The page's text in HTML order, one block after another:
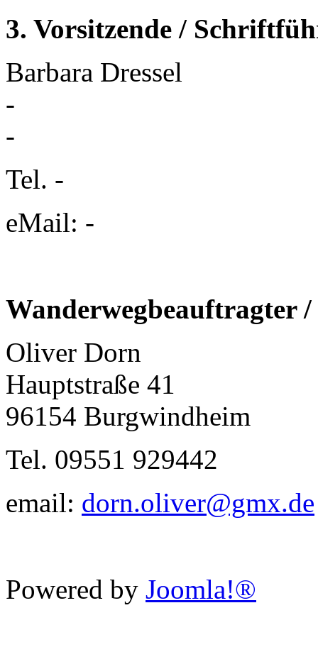
3. Vorsitzende /
Barbara Dressel
-
-
Tel. -
eMail: -
Wanderwegbeauftragter /
Oliver Dorn
Hauptstraße 41
96154 Burgwindheim
Tel. 09551 929442
email: dorn.oliver@gmx.de
Powered by Joomla!®